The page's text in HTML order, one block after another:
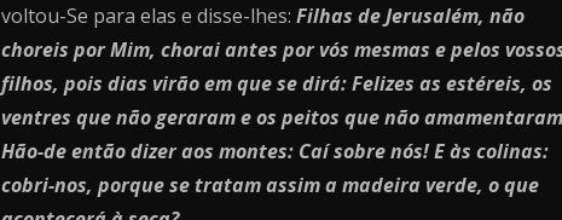
volume.
voltou-Se para elas e disse-lhes: Filhas de Jerusalém, não
choreis por Mim, chorai antes por vós mesmas e pelos
filhos, pois dias virão em que se dirá: Felizes as estéreis, os
ventres que não geraram e os peitos que não
Hão-de então dizer aos montes: Caí sobre nós! E às colinas:
cobri-nos, porque se tratam assim a madeira verde, o que